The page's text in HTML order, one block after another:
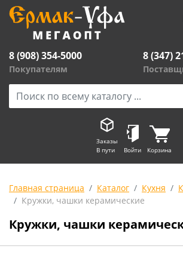
8 (908) 354-5000
Покупателям
8 (347)
Заказы
В пути
Войти Корзина
Главная страница Каталог Кухня
Кружки, чашки керамические
Кружки, чашки